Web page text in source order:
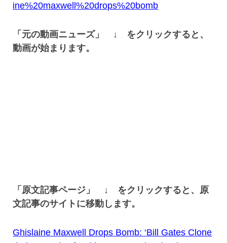
ine%20maxwell%20drops%20bomb
「元の動画ニューズ」 ↓ をクリックすると、
動画が始まります。
「原文記事ページ」 ↓ をクリックすると、原
文記事のサイトに移動します。
Ghislaine Maxwell Drops Bomb: ‘Bill Gates Clone